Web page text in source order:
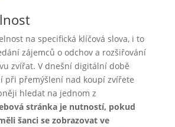
na specifická klíčová slova, i to
zájemců o odchov a rozšiřování
zvířat. V dnešní digitální době
při přemýšlení nad koupí zvířete
hledat na jednom z
stránka je nutností, pokud
šanci se zobrazovat ve